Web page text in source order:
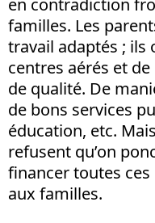
en contradiction
familles. Les
travail adaptés ; ils
centres aérés et
de qualité. De
de bons services
éducation, etc.
refusent qu’on
financer toutes
aux familles.